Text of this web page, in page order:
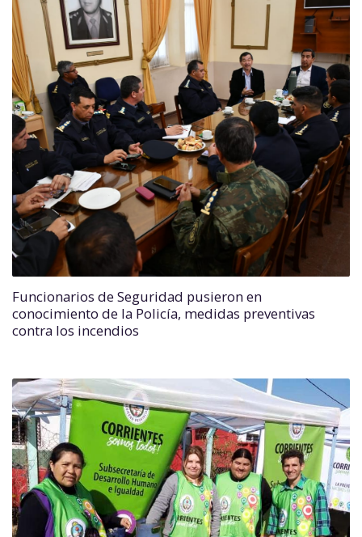
Funcionarios de Seguridad pusieron en
conocimiento de la Policía, medidas preventivas
contra los incendios